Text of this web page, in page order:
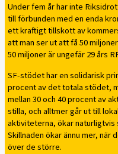
Under fem år har inte
till förbunden med en enda
ett kraftigt tillskott av
att man ser ut att få 50
50 miljoner är ungefär 29 års
SF-stödet har en solidarisk
procent av det totala stödet,
mellan 30 och 40 procent av
stilla, och alltmer går ut till
aktiviteterna, ökar naturligtvis
Skillnaden ökar ännu mer, när
över de större.